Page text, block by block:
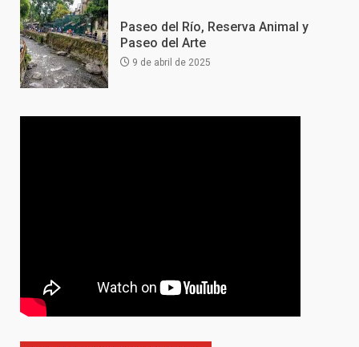
Paseo del Río, Reserva Animal y
Paseo del Arte
9 de abril de 2025